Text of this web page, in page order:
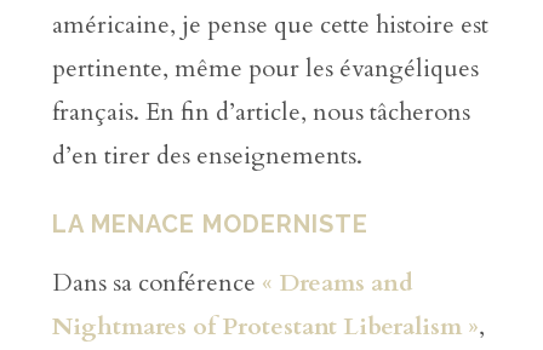
américaine, je pense que cette histoire est
pertinente, même pour les évangéliques
français. En fin d’article, nous tâcherons
d’en tirer des enseignements.
LA MENACE MODERNISTE
Dans sa conférence « Dreams and
Nightmares of Protestant Liberalism »,